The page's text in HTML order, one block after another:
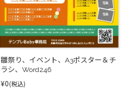
雛祭り、イベント、A3ポスター＆チ
ラシ、Word246
¥0(税込)